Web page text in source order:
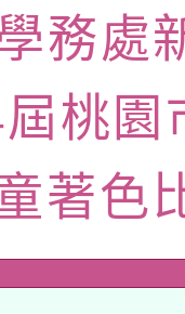
教學軟體
請許可
署委託
辦理「
節水達
(星期六
第2次
務處
桃園
著色